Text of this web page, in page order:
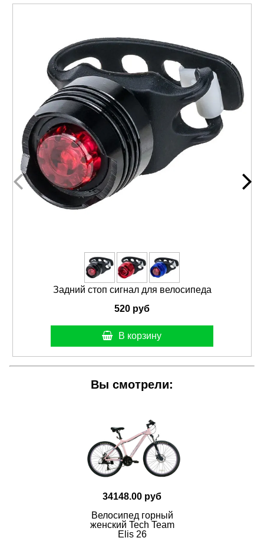
Задний стоп сигнал для велосипеда
520 руб
В корзину
Вы смотрели:
34148.00 руб
Велосипед горный
женский Tech Team
Elis 26